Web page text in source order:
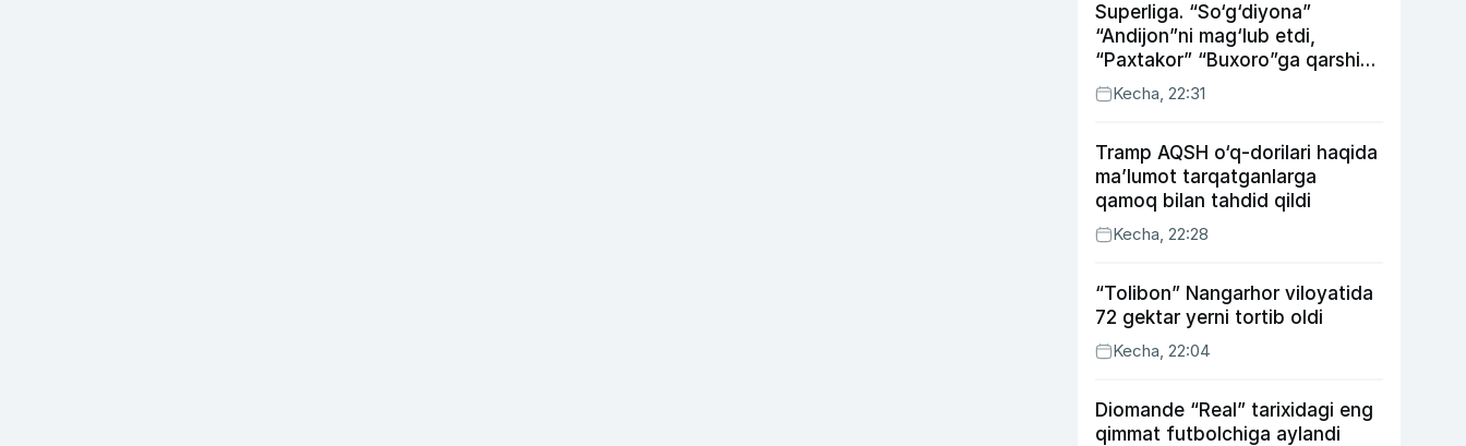
Superliga. “So‘g‘diyona”
“Andijon”ni mag‘lub etdi,
“Paxtakor” “Buxoro”ga qarshi
bahsda g‘alabani qo‘ldan
chiqardi
Kecha, 22:31
Tramp AQSH o‘q-dorilari haqida
ma’lumot tarqatganlarga
qamoq bilan tahdid qildi
Kecha, 22:28
“Tolibon” Nangarhor viloyatida
72 gektar yerni tortib oldi
Kecha, 22:04
Diomande “Real” tarixidagi eng
qimmat futbolchiga aylandi